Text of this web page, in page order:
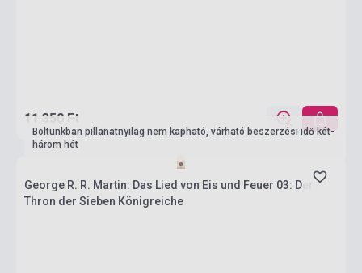
11 350 Ft
Boltunkban pillanatnyilag nem kapható, várható beszerzési idő két-
három hét
George R. R. Martin: Das Lied von Eis und Feuer 03: Der
Thron der Sieben Königreiche